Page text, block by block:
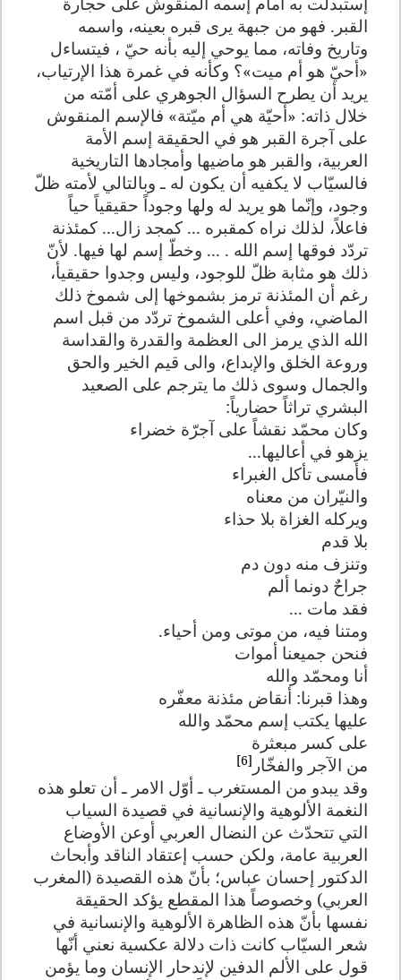
القبر. فهو من جبهة يرى قبره بعينه، واسمه
وتاريخ وفاته، مما يوحي إليه بأنه حيّ ، فيتساءل
«أحيّ هو أم ميت»؟ وكأنه في غمرة هذا الإرتياب،
يريد أن يطرح السؤال الجوهري على أمّته من
خلال ذاته: «أحيّة هي أم ميّتة» فالإسم المنقوش
على آجرة القبر هو في الحقيقة إسم الأمة
العربية، والقبر هو ماضيها وأمجادها التاريخية
فالسيّاب لا يكفيه أن يكون له ـ وبالتالي لأمته ظلّ
وجود، وإنّما هو يريد له ولها وجوداً حقيقياً حياً
فاعلاً، لذلك نراه كمقبره ... كمجد زال... كمئذنة
تردّد فوقها إسم الله . ... وخطّ إسم لها فيها. لأنّ
ذلك هو مثابة ظلّ للوجود، وليس وجدوا حقيقيأ،
رغم أن المئذنة ترمز بشموخها إلى شموخ ذلك
الماضي، وفي أعلى الشموخ تردّد من قبل اسم
الله الذي يرمز الى العظمة والقدرة والقداسة
وروعة الخلق والإبداع، والى قيم الخير والحق
والجمال وسوى ذلك ما يترجم على الصعيد
البشري تراثاً حضارياً:
وكان محمّد نقشاً على آجرّة خضراء
يزهو في أعاليها...
فأمسى تأكل الغبراء
والنيّران من معناه
ويركله الغزاة بلا حذاء
بلا قدم
وتنزف منه دون دم
جراحٌ دونما ألم
فقد مات ...
ومتنا فيه، من موتى ومن أحياء.
فنحن جميعنا أموات
أنا ومحمّد والله
وهذا قبرنا: أنقاض مئذنة معفّره
عليها يكتب إسم محمّد والله
على كسر مبعثرة
من الآجر والفخّار [6]
وقد يبدو من المستغرب ـ أوّل الامر ـ أن تعلو هذه
النغمة الألوهية والإنسانية في قصيدة السياب
التي تتحدّث عن النضال العربي أوعن الأوضاع
العربية عامة، ولكن حسب إعتقاد الناقد وأبحاث
الدكتور إحسان عباس؛ بأنّ هذه القصيدة (المغرب
العربي) وخصوصاً هذا المقطع يؤكد الحقيقة
نفسها بأنّ هذه الظاهرة الألوهية والإنسانية في
شعر السيّاب كانت ذات دلالة عكسية نعني أنّها
قول على الألم الدفين لإندحار الإنسان وما يؤمن